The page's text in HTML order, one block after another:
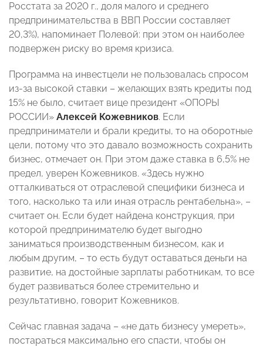
Росстата за 2020 г., доля малого и среднего
предпринимательства в ВВП России составляет
20,3%), напоминает Полевой: при этом он наиболее
подвержен риску во время кризиса.
Программа на инвестцели не пользовалась спросом
из-за высокой ставки – желающих взять кредиты под
15% не было, считает вице президент «ОПОРЫ
РОССИИ» Алексей Кожевников. Если
предприниматели и брали кредиты, то на оборотные
цели, потому что это давало возможность сохранить
бизнес, отмечает он. При этом даже ставка в 6,5% не
предел, уверен Кожевников. «Здесь нужно
отталкиваться от отраслевой специфики бизнеса и
того, насколько та или иная отрасль рентабельна», –
считает он. Если будет найдена конструкция, при
которой предпринимателю будет выгодно
заниматься производственным бизнесом, как и
любым другим, – то есть будут оставаться деньги на
развитие, на достойные зарплаты работникам, то все
будет развиваться более стремительно и
результативно, говорит Кожевников.
Сейчас главная задача – «не дать бизнесу умереть»,
постараться максимально его спасти, чтобы он